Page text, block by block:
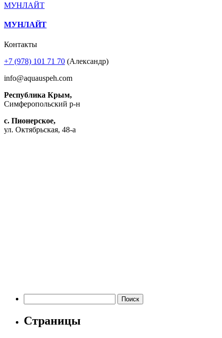
МУНЛАЙТ
МУНЛАЙТ
Контакты
+7 (978) 101 71 70 (Александр)
info@aquauspeh.com
Республика Крым,
Симферопольский р-н
с. Пионерское,
ул. Октябрьская, 48-а
Страницы